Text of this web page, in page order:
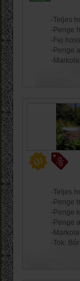
-Teljes
-Penge
-Fej
-Penge
-
-Teljes
-Penge
-Penge
-Penge
-
-Tok: Bőr